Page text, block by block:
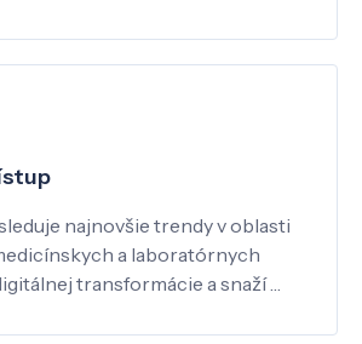
najnovšie trendy v oblasti
a laboratórnych
transformácie a snaží …